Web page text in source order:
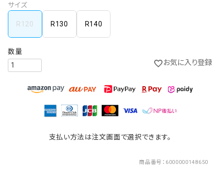
サイズ
R120 R130 R140
お気に入り登録
支払い方法は注文画面で選択できます。
商品番号 6000000148650